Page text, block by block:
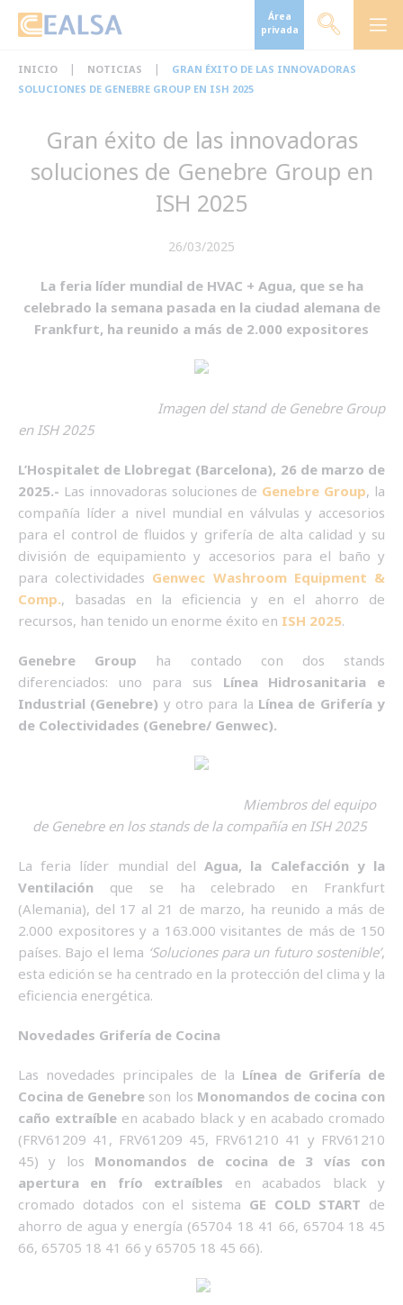
Área
privada
INICIO | NOTICIAS |
GRAN ÉXITO DE LAS INNOVADORAS
SOLUCIONES DE GENEBRE GROUP EN ISH 2025
Gran éxito de las innovadoras
soluciones de Genebre Group en
ISH 2025
26/03/2025
La feria líder mundial de HVAC + Agua, que se ha
celebrado la semana pasada en la ciudad alemana de
Frankfurt, ha reunido a más de 2.000 expositores
Imagen del stand de Genebre Group
en ISH 2025
L’Hospitalet de Llobregat (Barcelona), 26 de marzo de
2025.- Las innovadoras soluciones de Genebre Group, la
compañía líder a nivel mundial en válvulas y accesorios
para el control de fluidos y grifería de alta calidad y su
división de equipamiento y accesorios para el baño y
para colectividades Genwec Washroom Equipment &
Comp., basadas en la eficiencia y en el ahorro de
recursos, han tenido un enorme éxito en ISH 2025.
Genebre Group ha
contado con dos stands
diferenciados: uno para sus Línea Hidrosanitaria e
Industrial (Genebre) y otro para la Línea de Grifería y
de Colectividades (Genebre/ Genwec).
Miembros del equipo
de Genebre en los stands de la compañía en ISH 2025
La feria líder mundial delAgua, la Calefacción y la
Ventilación que se ha celebrado en Frankfurt
(Alemania), del 17 al 21 de marzo, ha reunido a más de
2.000 expositores y a 163.000 visitantes de más de 150
países. Bajo el lema ‘Soluciones para un futuro sostenible’,
esta edición se ha centrado en la protección del clima y la
eficiencia energética.
Novedades Grifería de Cocina
Las novedades principales de la Línea de Grifería de
Cocina de Genebre son los Monomandos de cocina con
caño extraíble en acabado black y en acabado cromado
(FRV61209 41, FRV61209 45, FRV61210 41 y FRV61210
45) y los Monomandos de cocina de 3 vías con
apertura en frío extraíbles en acabados black y
cromado dotados con el sistema GE COLD START de
ahorro de agua y energía (65704 18 41 66, 65704 18 45
66, 65705 18 41 66 y 65705 18 45 66).